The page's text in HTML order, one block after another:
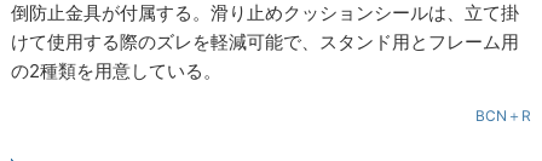
倒防止金具が付属する。滑り止めクッションシールは、立て掛
けて使用する際のズレを軽減可能で、スタンド用とフレーム用
の2種類を用意している。
BCN＋R